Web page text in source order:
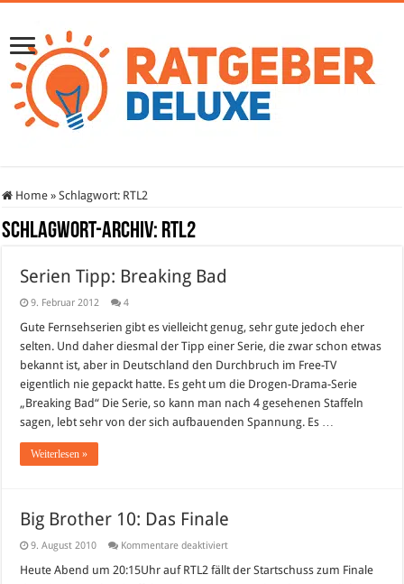
Home » Schlagwort: RTL2
Schlagwort-Archiv: RTL2
Serien Tipp: Breaking Bad
9. Februar 2012 4
Gute Fernsehserien gibt es vielleicht genug, sehr gute jedoch eher
selten. Und daher diesmal der Tipp einer Serie, die zwar schon etwas
bekannt ist, aber in Deutschland den Durchbruch im Free-TV
eigentlich nie gepackt hatte. Es geht um die Drogen-Drama-Serie
„Breaking Bad“ Die Serie, so kann man nach 4 gesehenen Staffeln
sagen, lebt sehr von der sich aufbauenden Spannung. Es …
Weiterlesen »
Big Brother 10: Das Finale
9. August 2010 Kommentare deaktiviertfür
Brother
Heute Abend um 20:15Uhr auf RTL2 fällt der Startschuss zum Finale